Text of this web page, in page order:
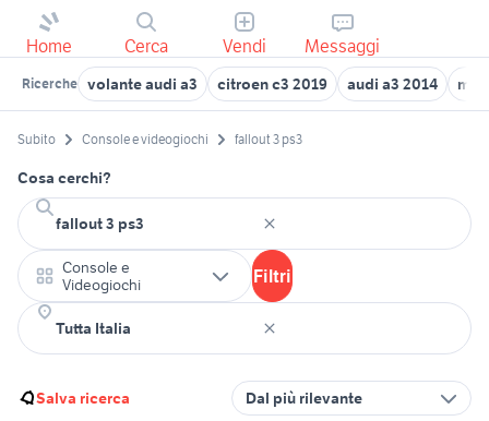
Home Cerca Vendi Messaggi
Ricerche volante audi a3 citroen c3 2019 audi a3 2014
Subito Console e videogiochi fallout 3 ps3
Cosa cerchi?
Console e
Videogiochi
Filtri
Salva ricerca Dal più rilevante